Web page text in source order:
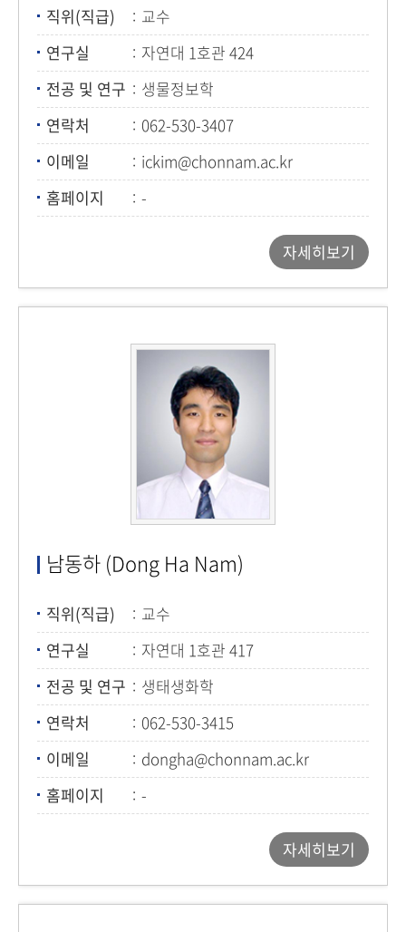
직위(직급)
교수
연구실
자연대 1호관 424
전공 및 연구
생물정보학
연락처
062-530-3407
이메일
ickim@chonnam.ac.kr
홈페이지
-
자세히보기
남동하 (Dong Ha Nam)
직위(직급)
교수
연구실
자연대 1호관 417
전공 및 연구
생태생화학
연락처
062-530-3415
이메일
dongha@chonnam.ac.kr
홈페이지
-
자세히보기